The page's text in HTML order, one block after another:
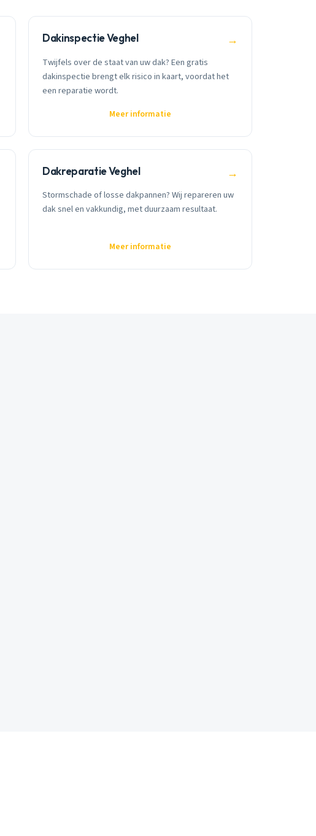
Dakinspectie Veghel →
Twijfels over de staat van uw dak? Een gratis
dakinspectie brengt elk risico in kaart, voordat het
een reparatie wordt.
Meer informatie
Dakreparatie Veghel →
Stormschade of losse dakpannen? Wij repareren uw
dak snel en vakkundig, met duurzaam resultaat.
Meer informatie